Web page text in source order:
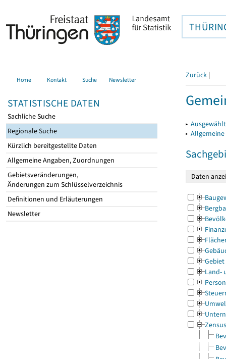
Home Kontakt Suche Newsletter
STATISTISCHE DATEN
Sachliche Suche
Regionale Suche
Kürzlich bereitgestellte Daten
Allgemeine Angaben, Zuordnungen
Gebietsveränderungen,
Änderungen zum Schlüsselverzeichnis
Definitionen und Erläuterungen
Newsletter
Zurück |
▸
▸
Gebiet
Land-
Zensus